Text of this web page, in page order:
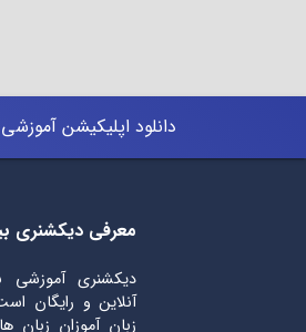
دانلود اپلیکیشن
معرفی دیکشنری
دیکشنری آموزشی
آنلاین و رایگان
زبان آموزان زبان